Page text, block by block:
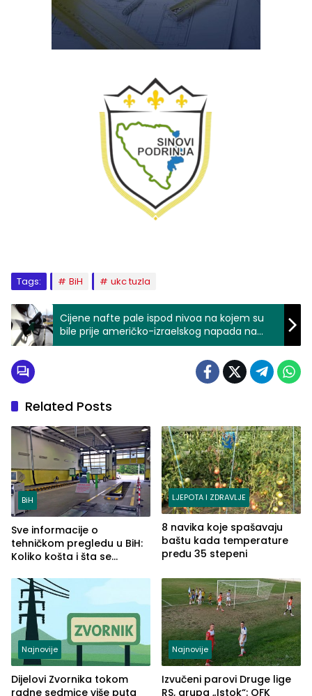
Tags: BiH ukc tuzla
Cijene nafte pale ispod nivoa na kojem su
bile prije američko-izraelskog napada na
Iran
Related Posts
BiH
Sve informacije o
tehničkom pregledu u BiH:
Koliko košta i šta se
LJEPOTA I ZDRAVLJE
8 navika koje spašavaju
baštu kada temperature
pređu 35 stepeni
Najnovije
Dijelovi Zvornika tokom
radne sedmice više puta
Najnovije
Izvučeni parovi Druge lige
RS, grupa „Istok“: OFK